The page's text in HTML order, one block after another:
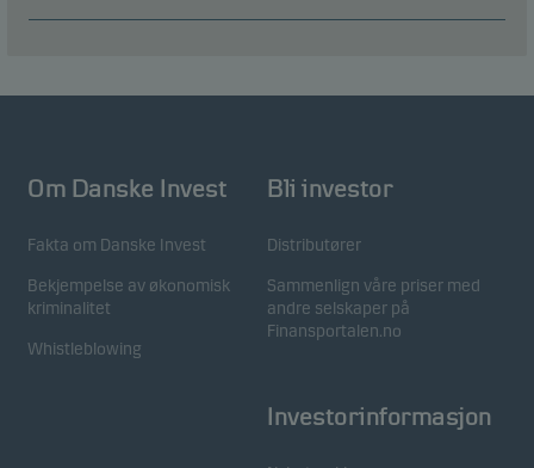
Om Danske Invest
Fakta om Danske Invest
Bekjempelse av økonomisk
kriminalitet
Whistleblowing
Bli investor
Distributører
Sammenlign våre priser med
andre selskaper på
Finansportalen.no
Investorinformasjon